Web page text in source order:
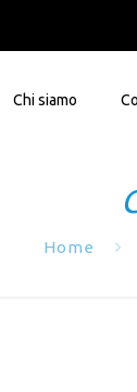
Chi siamo
Home